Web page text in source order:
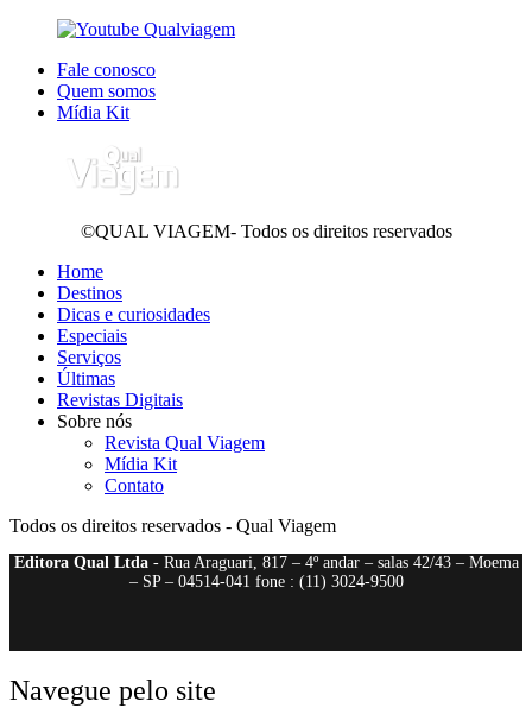
Fale conosco
Quem somos
Mídia Kit
©QUAL VIAGEM- Todos os direitos reservados
Home
Destinos
Dicas e curiosidades
Especiais
Serviços
Últimas
Revistas Digitais
Sobre nós
Revista Qual Viagem
Mídia Kit
Contato
Todos os direitos reservados - Qual Viagem
Editora Qual Ltda- Rua Araguari, 817 – 4º andar – salas 42/43 – Moema
– SP – 04514-041 fone : (11) 3024-9500
Navegue pelo site